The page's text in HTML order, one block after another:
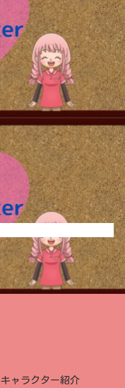
キャラクター紹介